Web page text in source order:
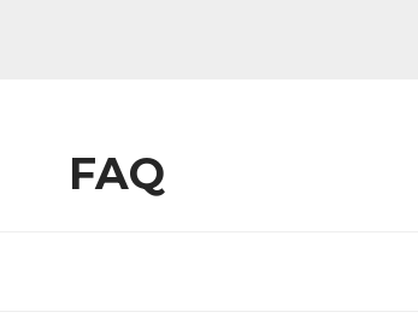
FAQ